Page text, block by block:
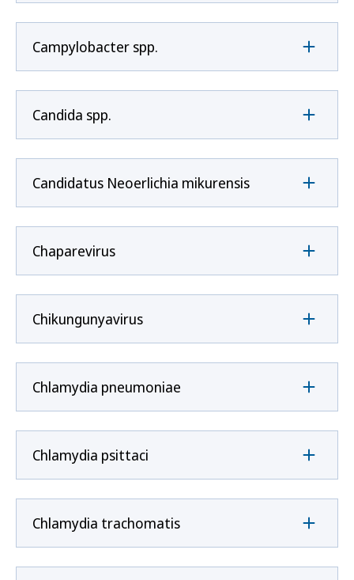
Campylobacter spp.
Candida spp.
Candidatus Neoerlichia mikurensis
Chaparevirus
Chikungunyavirus
Chlamydia pneumoniae
Chlamydia psittaci
Chlamydia trachomatis